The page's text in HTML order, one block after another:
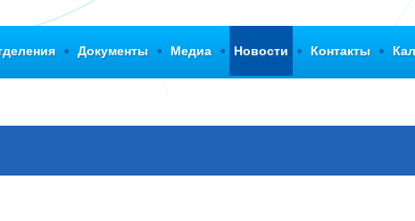
Документы Медиа Новости Контакты